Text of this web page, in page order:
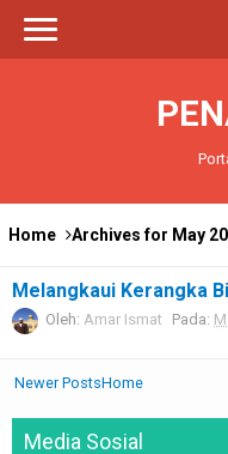
Home Archives for May
Melangkaui Kerangka
Oleh: Amar Ismat Pada:
Newer PostsHome
Media Sosial